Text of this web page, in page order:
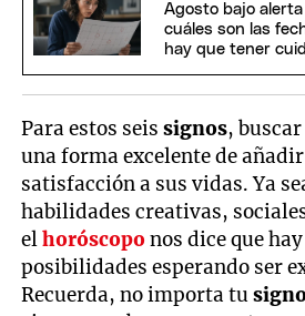
Agosto bajo
cuáles son las
hay que tener
Para estos seissignos,
una forma excelente de
satisfacción a sus vidas. Ya
habilidades creativas,
elhoróscoponos dice que
posibilidades esperando ser
Recuerda, no importa tu